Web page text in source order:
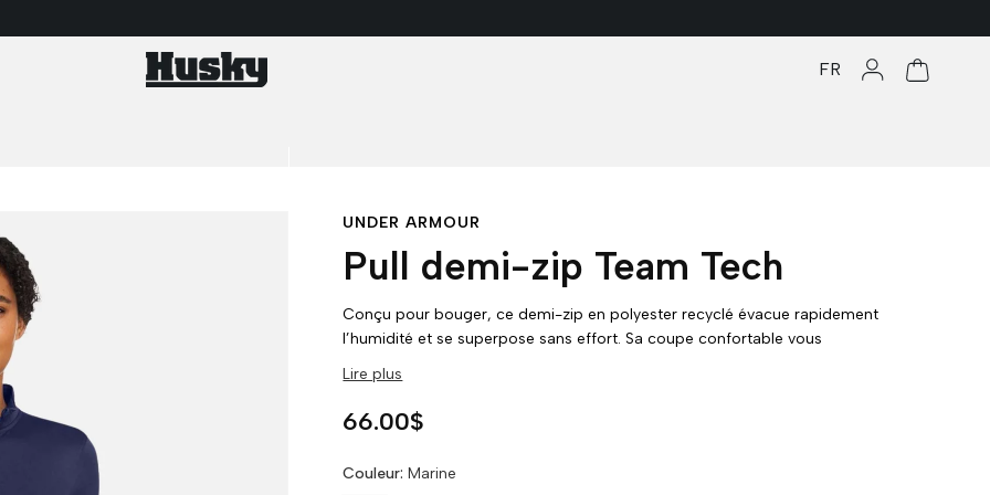
FR Se connecter
Panier
UNDER ARMOUR
Pull demi-zip Team Tech
Conçu pour bouger, ce demi-zip en polyester recyclé évacue rapidement
l’humidité et se superpose sans effort. Sa coupe confortable vous
Lire plus
Prix habituel
66.00$
Couleur:Marine